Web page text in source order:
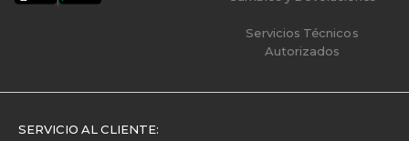
Servicios Técnicos
Autorizados
SERVICIO AL CLIENTE: